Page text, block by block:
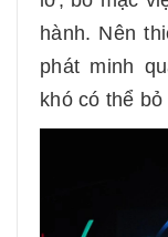
hành. Nên
phát minh
khó có thể bỏ